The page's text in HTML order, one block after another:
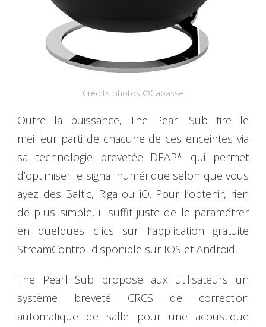
Crédits photos ©Cabasse
Outre la puissance, The Pearl Sub tire le
meilleur parti de chacune de ces enceintes via
sa technologie brevetée DEAP* qui permet
d’optimiser le signal numérique selon que vous
ayez des Baltic, Riga ou iO. Pour l’obtenir, rien
de plus simple, il suffit juste de le paramétrer
en quelques clics sur l’application gratuite
StreamControl disponible sur IOS et Android.
The Pearl Sub propose aux utilisateurs un
système breveté CRCS de correction
automatique de salle pour une acoustique